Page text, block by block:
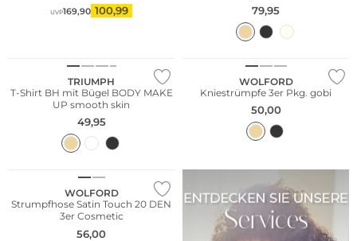
UVP169,90 100,99 79,95
TRIUMPH
T-Shirt BH mit Bügel BODY MAKE
UP smooth skin
49,95
WOLFORD
Kniestrümpfe 3er Pkg. gobi
50,00
Große Größen
WOLFORD
Strumpfhose Satin Touch 20 DEN
3er Cosmetic
56,00